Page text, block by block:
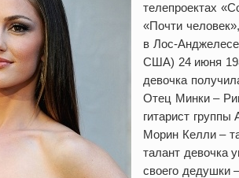
телепроектах
«Почти
в Лос-
США) 24 июня
девочка
Отец Минки –
гитарист
Морин Келли –
талант девочка
своего дедушки